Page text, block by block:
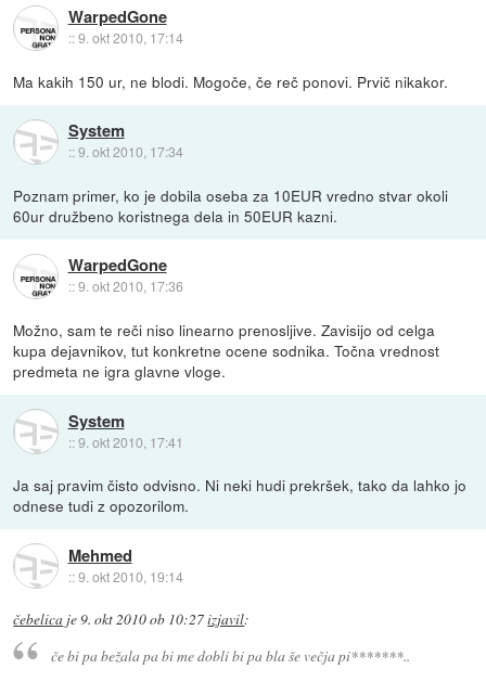
WarpedGone
::9. okt 2010, 17:14
Ma kakih 150 ur, ne blodi. Mogoče, če reč ponovi. Prvič nikakor.
System
::9. okt 2010, 17:34
Poznam primer, ko je dobila oseba za 10EUR vredno stvar okoli
60ur družbeno koristnega dela in 50EUR kazni.
WarpedGone
::9. okt 2010, 17:36
Možno, sam te reči niso linearno prenosljive. Zavisijo od celga
kupa dejavnikov, tut konkretne ocene sodnika. Točna vrednost
predmeta ne igra glavne vloge.
System
::9. okt 2010, 17:41
Ja saj pravim čisto odvisno. Ni neki hudi prekršek, tako da lahko jo
odnese tudi z opozorilom.
Mehmed
::9. okt 2010, 19:14
čebelica je9. okt 2010 ob 10:27izjavil:
če bi pa bežala pa bi me dobli bi pa bla še večja pi*******..